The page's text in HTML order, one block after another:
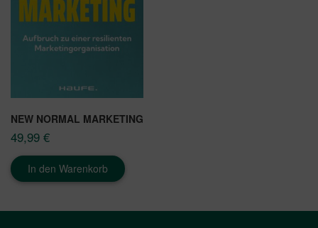
NEW NORMAL MARKETING
49,99 €
In den Warenkorb